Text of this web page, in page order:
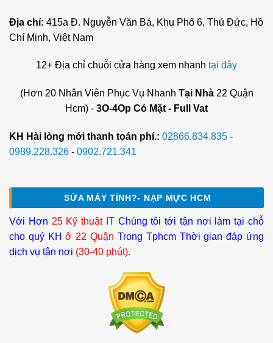
Địa chỉ: 415a Đ. Nguyễn Văn Bá, Khu Phố 6, Thủ Đức, Hồ
Chí Minh, Việt Nam
12+ Địa chỉ chuỗi cửa hàng xem nhanh tại đây
(Hơn 20 Nhân Viên Phục Vụ Nhanh Tại Nhà22 Quận
Hcm) - 3O-4Op Có Mặt - Full Vat
KH Hài lòng mới thanh toán phí.: 02866.834.835 -
0989.228.326 - 0902.721.341
SỬA MÁY TÍNH?- NẠP MỰC HCM
Với Hơn 25 Kỹ thuật ITChúng tôi tới tận nơi làm tại chỗ
cho quý KHở 22 Quận Trong Tphcm Thời gian đáp ứng
dịch vụ tận nơi (30-40 phút).